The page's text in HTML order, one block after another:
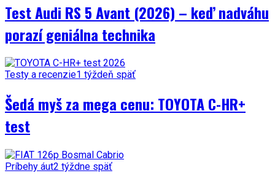
Test Audi RS 5 Avant (2026) – keď nadváhu
porazí geniálna technika
Testy a recenzie1 týždeň späť
Šedá myš za mega cenu: TOYOTA C-HR+
test
Príbehy áut2 týždne späť